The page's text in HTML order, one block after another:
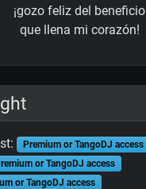
¡gozo feliz del beneficio
que llena mi corazón!
Premium or TangoDJ access
or TangoDJ access
or TangoDJ access